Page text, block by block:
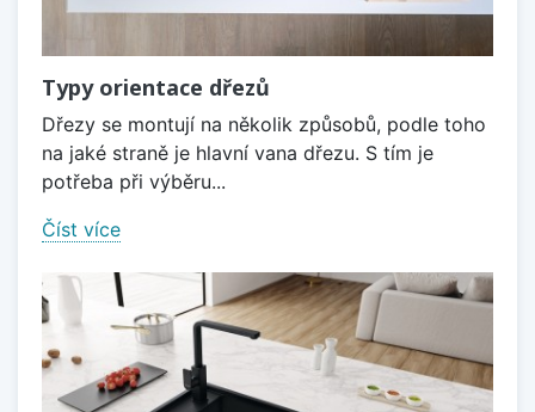
Typy orientace dřezů
Dřezy se montují na několik způsobů, podle toho
na jaké straně je hlavní vana dřezu. S tím je
potřeba při výběru...
Číst více